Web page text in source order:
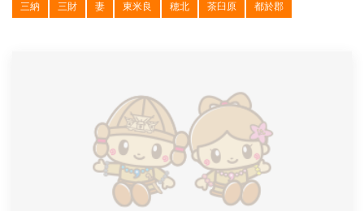
三納 三財 妻 東米良 穂北 茶臼原 都於郡